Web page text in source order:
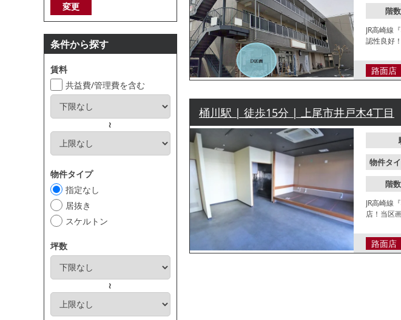
変更
条件から探す
賃料
共益費/管理費を含む
～
物件タイプ
指定なし
居抜き
スケルトン
坪数
～
階
JR高崎線
認性良好
路面店
桶川駅 | 徒歩15分 | 上尾市井戸木4丁目
物件タ
階
JR高崎線
店！当区
路面店